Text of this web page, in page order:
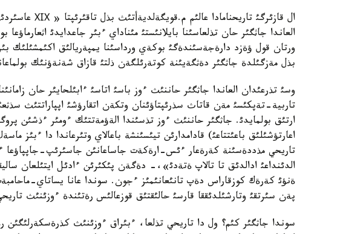
العاندا جاثگئر حان تذلعاسئنا بايلانئستئ مئناداي ءبئر جاعدايدئ
ورتان قول ؤةزد دارةجةسئندةگئ بوكةي ورداسئنا يمپةريالئق اكئمشئلئك
بذل مةزگئلدة جاثگئر دةثگةيئنة كوتةرئلگةن ذلتئ قازاق شةنةؤنئك
وسئ تذرعئدان العاندا جاثگئر حاننئث ءوز باسئ اتاسئ ءابئلحايئر حان
تاربية-تةپكئسئ مةن قاتاث سذرئپتاؤئنان وتكةن اتقارؤشئ اپپاراتتئث
ارتئق بولمايدئ. جاثگئر حاننئث ءوز تذسئندا الةؤمةتتئك ءومئر ءذشئن
اعارتؤشئلئق باعئتتاعئ) قادامدارئن تيئسئنشة باعالاي وتئرعاندا دا ءبئز
تاريحي مذددةسئنة كةرةعار ءئس-ارةكةت جاساعانئن جاسئرئپ-جاپپاؤعا
الدئنداعئ ادالدئق تا تالاپ ةتةدئ»،- دةگةن پئكئرئن ءادئل ايتئلعان
ةنؤئ كةرةك كوزقاراس دةپ تانئعانئمئز ءجون. سوندا عانا يساتاي-
پةن سئرتقئ وتارشئلدئققا قارسئ حالئقتئق قوزعالئس رةتئندة ءوزئنئث
سوندا جاثگئر كئم؟ ول دا تاريحي تذلعا، ءبئراق ءوزئنئث كذرةسكةرلئگئن